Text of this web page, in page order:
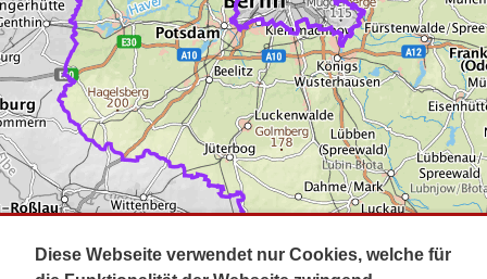
Impressum
Kontakt
Diese Webseite verwendet nur Cookies, welche für